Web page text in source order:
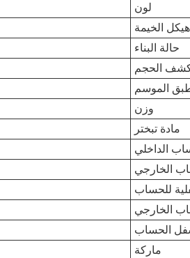
لون
هيكل الخيمة
حالة البناء
الحجم
الموسم
وزن
مادة تبختر
الداخلي
الخارجي
للحساب
الخارجي
الحساب
ماركة